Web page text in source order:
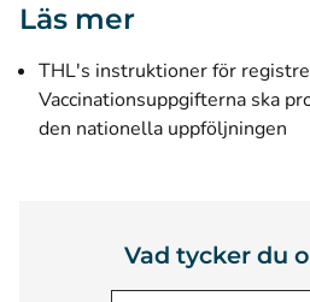
Läs mer
THL's instruktioner för
Vaccinationsuppgifterna ska
den nationella uppföljningen
Vad tycker du